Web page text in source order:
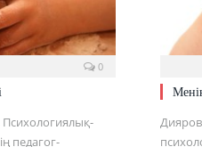
0
педагог-